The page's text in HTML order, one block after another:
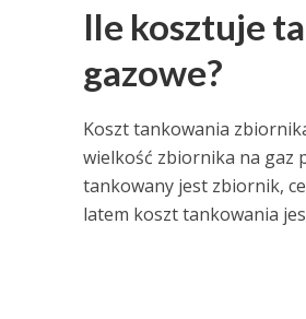
Ile kosztuje
gazowe?
Koszt tankowania
wielkość zbiornika na gaz
tankowany jest zbiornik,
latem koszt tankowania